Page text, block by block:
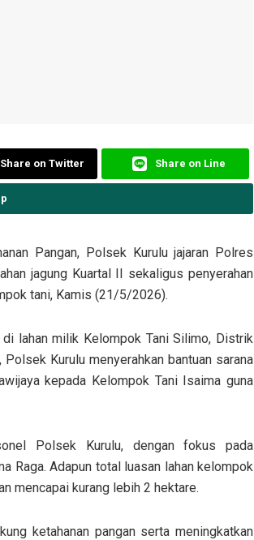
Share on Twitter Share on Line
Pangan, Polsek Kurulu jajaran Polres
jagung Kuartal II sekaligus penyerahan
tani, Kamis (21/5/2026).
lahan milik Kelompok Tani Silimo, Distrik
Kurulu menyerahkan bantuan sarana
kepada Kelompok Tani Isaima guna
Polsek Kurulu, dengan fokus pada
Raga. Adapun total luasan lahan kelompok
mencapai kurang lebih 2 hektare.
ketahanan pangan serta meningkatkan